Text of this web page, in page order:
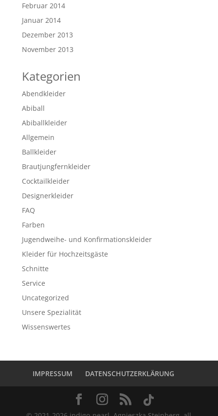
Februar 2014
Januar 2014
Dezember 2013
November 2013
Kategorien
Abendkleider
Abiball
Abiballkleider
Allgemein
Ballkleider
Brautjungfernkleider
Cocktailkleider
Designerkleider
FAQ
Farben
Jugendweihe- und Konfirmationskleider
Kleider für Hochzeitsgäste
Schnitte
Service
Uncategorized
Unsere Spezialität
Wissenswertes
IMPRESSUM DATENSCHUTZERKLÄRUNG